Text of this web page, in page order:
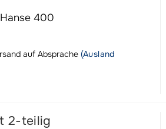
400
auf Absprache (Ausland
2-teilig